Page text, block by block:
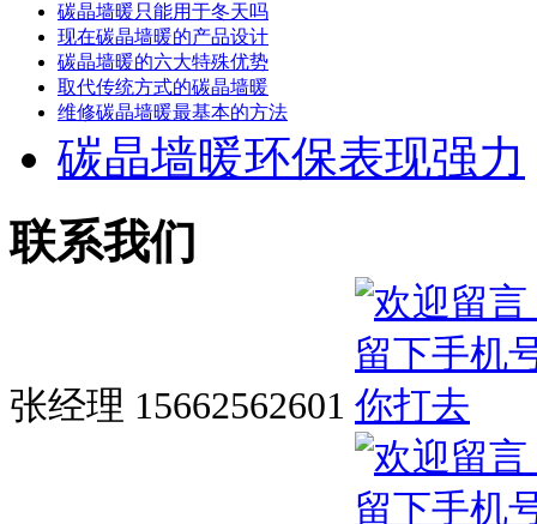
碳晶墙暖只能用于冬天吗
现在碳晶墙暖的产品设计
碳晶墙暖的六大特殊优势
取代传统方式的碳晶墙暖
维修碳晶墙暖最基本的方法
碳晶墙暖环保表现强力
联系我们
张经理 15662562601